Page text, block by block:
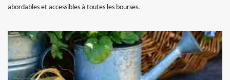
abordables et accessibles à toutes les bourses.